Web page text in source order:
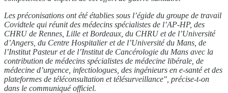
Les préconisations ont été établies sous l’égide du groupe de travail
Covidtele qui réunit des médecins spécialistes de l’AP-HP, des
CHRU de Rennes, Lille et Bordeaux, du CHRU et de l’Université
d’Angers, du Centre Hospitalier et de l’Université du Mans, de
l’Institut Pasteur et de l’Institut de Cancérologie du Mans avec la
contribution de médecins spécialistes de médecine libérale, de
médecine d’urgence, infectiologues, des ingénieurs en e-santé et des
plateformes de téléconsultation et télésurveillance", précise-t-on
dans le communiqué officiel.